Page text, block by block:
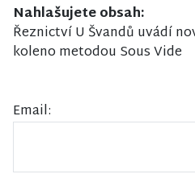
Nahlašujete obsah:
Řeznictví U Švandů uvádí
koleno metodou Sous Vide
Email: